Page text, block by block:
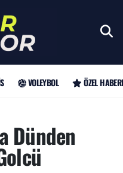
VOLEYBOL ÖZEL
Dünden
Fikstür